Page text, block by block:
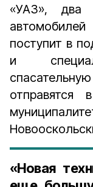
«УАЗ», два
поступит в
и
отправятся
«Новая